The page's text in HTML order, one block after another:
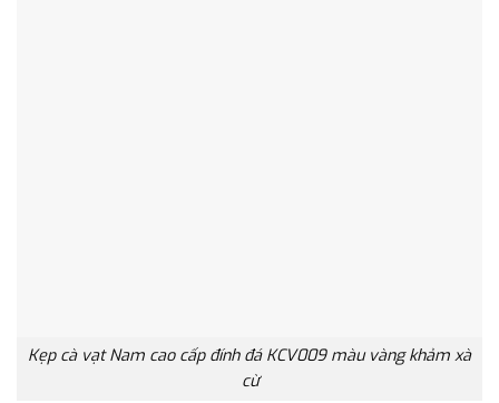
Kẹp cà vạt Nam cao cấp đính đá KCV009 màu vàng khảm xà
cừ